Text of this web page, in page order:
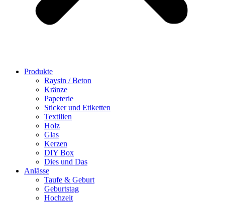
Produkte
Raysin / Beton
Kränze
Papeterie
Sticker und Etiketten
Textilien
Holz
Glas
Kerzen
DIY Box
Dies und Das
Anlässe
Taufe & Geburt
Geburtstag
Hochzeit